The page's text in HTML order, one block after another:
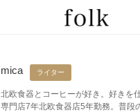
mica ライター
北欧食器とコーヒーが好き。好きを
専門店7年北欧食器店5年勤務。普段